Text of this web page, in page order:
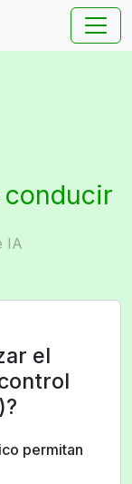
IA
el
permitan